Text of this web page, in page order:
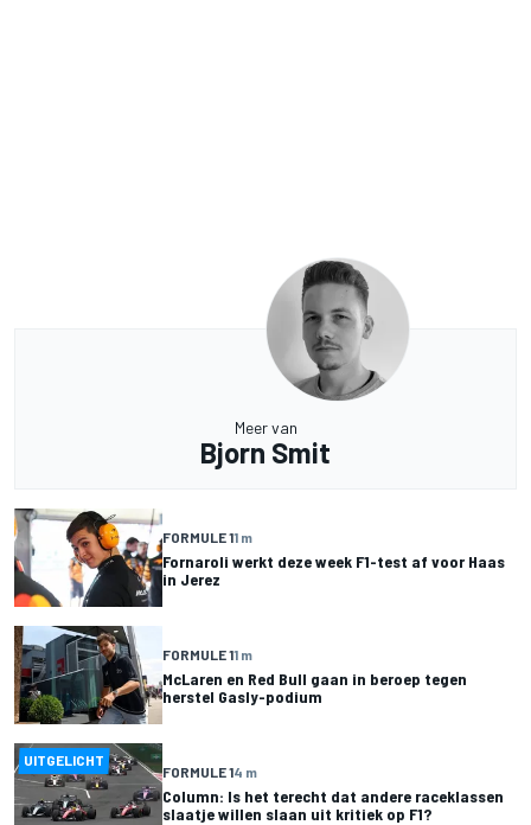
Meer van
Bjorn Smit
FORMULE 11 m
Fornaroli werkt deze week F1-test af voor Haas
in Jerez
FORMULE 11 m
McLaren en Red Bull gaan in beroep tegen
herstel Gasly-podium
UITGELICHT
FORMULE 14 m
Column: Is het terecht dat andere raceklassen
slaatje willen slaan uit kritiek op F1?